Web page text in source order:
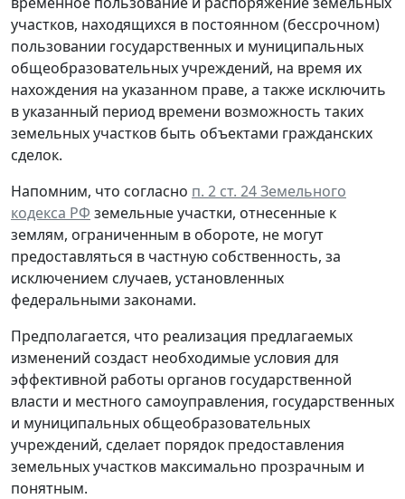
участков, находящихся в постоянном (бессрочном)
пользовании государственных и муниципальных
общеобразовательных учреждений, на время их
нахождения на указанном праве, а также исключить
в указанный период времени возможность таких
земельных участков быть объектами гражданских
сделок.
Напомним, что согласно п. 2 ст. 24 Земельного
кодекса РФ земельные участки, отнесенные к
землям, ограниченным в обороте, не могут
предоставляться в частную собственность, за
исключением случаев, установленных
федеральными законами.
Предполагается, что реализация предлагаемых
изменений создаст необходимые условия для
эффективной работы органов государственной
власти и местного самоуправления, государственных
и муниципальных общеобразовательных
учреждений, сделает порядок предоставления
земельных участков максимально прозрачным и
понятным.